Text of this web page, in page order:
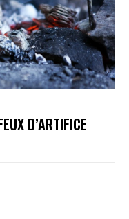
D’ARTIFICE